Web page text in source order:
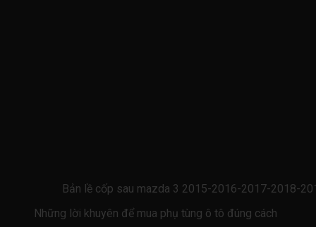
Bản lề cốp sau mazda 3 2015-2016-2017-2018-
Những lời khuyên để mua phụ tùng ô tô đúng cách